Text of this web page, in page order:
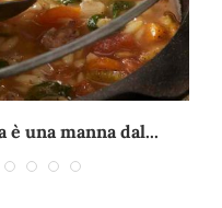
una manna dal...